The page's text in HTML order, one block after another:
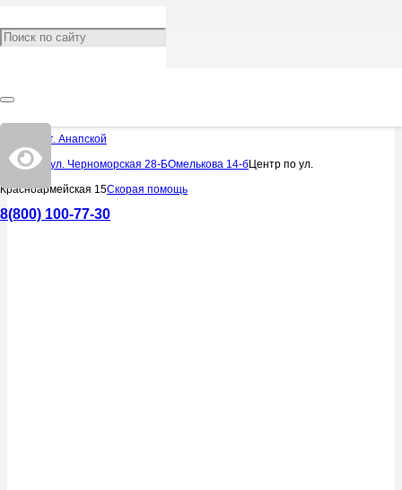
Центр в ст. Анапской
Центр по ул. Черноморская 28-БОмелькова 14-бЦентр по ул.
Красноармейская 15Скорая помощь
8(800) 100-77-30
Блефаропластика
УСЛУГИ